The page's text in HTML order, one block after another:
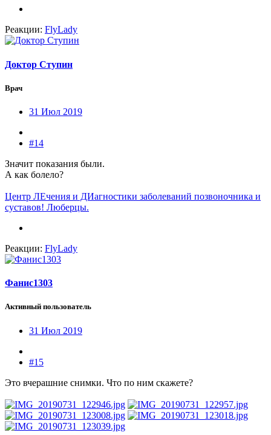
Реакции: FlyLady
Доктор Ступин
Врач
31 Июл 2019
#14
Значит показания были.
А как болело?
Центр ЛЕчения и ДИагностики заболеваний позвоночника и
суставов! Люберцы.
Реакции: FlyLady
Фанис1303
Активный пользователь
31 Июл 2019
#15
Это вчерашние снимки. Что по ним скажете?